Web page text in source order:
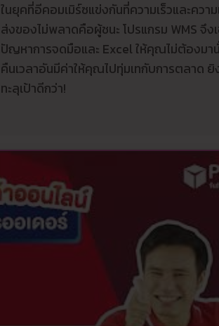
ในยุคที่อีคอมเมิร์ซแข่งกันที่ความเร็วและควา
ส่งของไม่พลาดคือผู้ชนะ โปรแกรม WMS จึง
ปัญหาการจดมือและ Excel ให้คุณไม่ต้องม
คืนเวลาอันมีค่าให้คุณไปทุ่มเทกับการตลาด
ทะลุเป้าดีกว่า!